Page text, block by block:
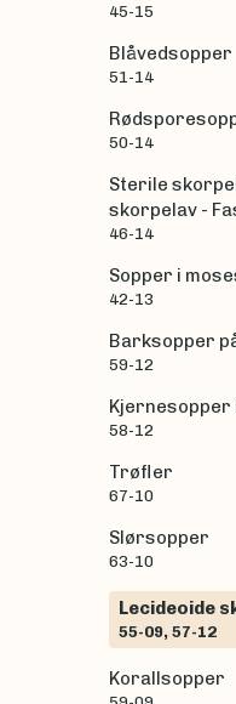
45-15
Blåvedsopper
51-14
50-14
Sterile
skorpelav -
46-14
Sopper i
42-13
Barksopper
59-12
Kjernesopper
58-12
Trøfler
67-10
Slørsopper
63-10
Lecideoide
55-09, 57-12
Korallsopper